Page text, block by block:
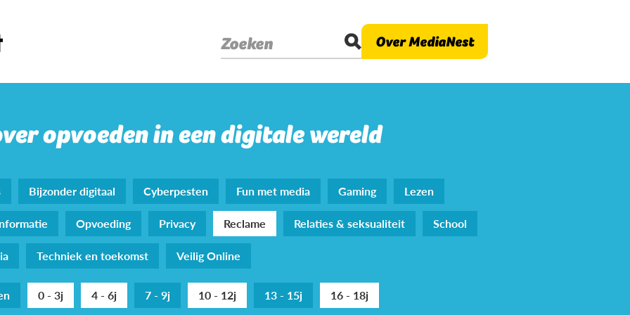
Zoeken Over MediaNest
opvoeden in een digitale wereld
Bijzonder digitaal Cyberpesten Fun met media Gaming
Lezen
Opvoeding Privacy Reclame Relaties & seksualiteit
School
Techniek en toekomst Veilig Online
0 - 3j 4 - 6j 7 - 9j 10 - 12j 13 - 15j 16 - 18j